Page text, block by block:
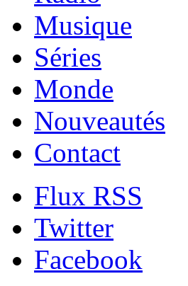
Musique
Séries
Monde
Nouveautés
Contact
Flux RSS
Twitter
Facebook